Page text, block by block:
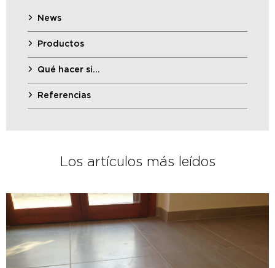
News
Productos
Qué hacer si…
Referencias
Los artículos más leídos